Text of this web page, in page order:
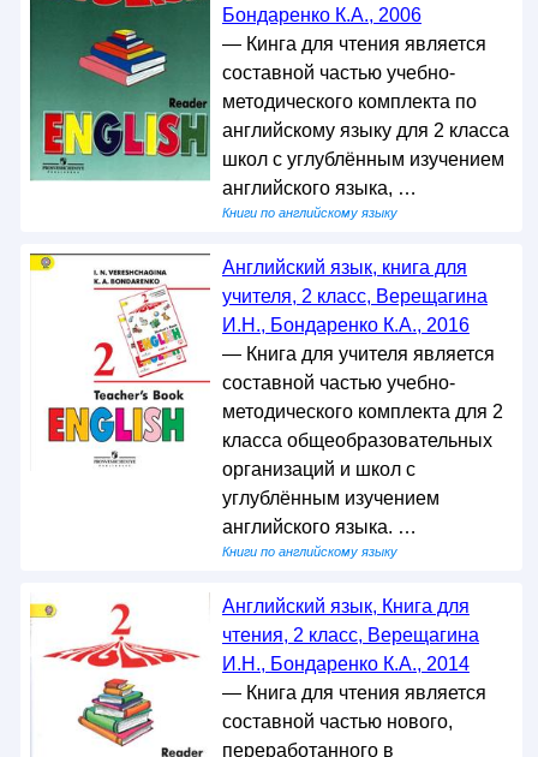
Бондаренко К.А., 2006
— Кинга для чтения является
составной частью учебно-
методического комплекта по
английскому языку для 2 класса
школ с углублённым изучением
английского языка, …
Книги по английскому языку
Английский язык, книга для
учителя, 2 класс, Верещагина
И.Н., Бондаренко К.А., 2016
— Книга для учителя является
составной частью учебно-
методического комплекта для 2
класса общеобразовательных
организаций и школ с
углублённым изучением
английского языка. …
Книги по английскому языку
Английский язык, Книга для
чтения, 2 класс, Верещагина
И.Н., Бондаренко К.А., 2014
— Книга для чтения является
составной частью нового,
переработанного в